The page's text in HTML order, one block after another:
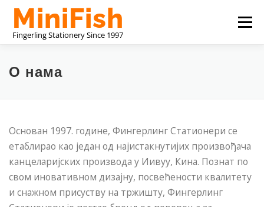
Скочи
садржај
О нама
Основан 1997. године, Фингерлинг Статионери се
етаблирао као један од најистакнутијих произвођача
канцеларијских производа у Иивуу, Кина. Познат по
свом иновативном дизајну, посвећености квалитету
и снажном присуству на тржишту, Фингерлинг